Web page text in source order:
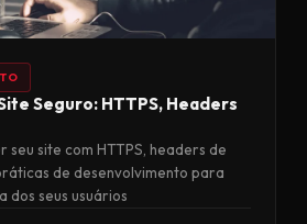
Seguro: HTTPS, Headers
site com HTTPS, headers de
de desenvolvimento para
dos seus usuários